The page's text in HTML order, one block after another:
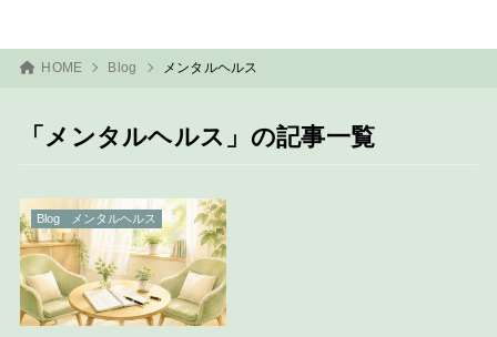
HOME Blog メンタルヘルス
「メンタルヘルス」の記事一覧
Blog メンタルヘルス